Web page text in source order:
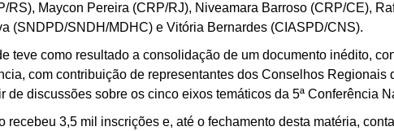
Maycon Pereira (CRP/RJ), Niveamara Barroso (CRP/CE),
(SNDPD/SNDH/MDHC) e Vitória Bernardes (CIASPD/CNS).
teve como resultado a consolidação de um documento inédito,
com contribuição de representantes dos Conselhos Regionais
discussões sobre os cinco eixos temáticos da 5ª Conferência
3,5 mil inscrições e, até o fechamento desta matéria,